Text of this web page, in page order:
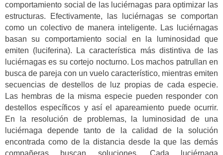
comportamiento social de las luciérnagas para optimizar las
estructuras. Efectivamente, las luciérnagas se comportan
como un colectivo de manera inteligente. Las luciérnagas
basan su comportamiento social en la luminosidad que
emiten (luciferina). La característica más distintiva de las
luciérnagas es su cortejo nocturno. Los machos patrullan en
busca de pareja con un vuelo característico, mientras emiten
secuencias de destellos de luz propias de cada especie.
Las hembras de la misma especie pueden responder con
destellos específicos y así el apareamiento puede ocurrir.
En la resolución de problemas, la luminosidad de una
luciérnaga depende tanto de la calidad de la solución
encontrada como de la distancia desde la que las demás